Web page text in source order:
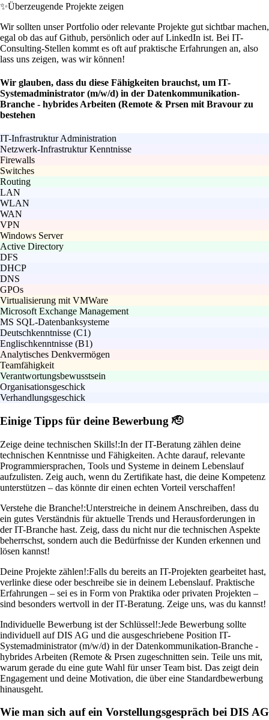
✨Überzeugende Projekte zeigen
Wir sollten unser Portfolio oder relevante Projekte gut sichtbar machen,
egal ob das auf Github, persönlich oder auf LinkedIn ist. Bei IT-
Consulting-Stellen kommt es oft auf praktische Erfahrungen an, also
lass uns zeigen, was wir können!
Wir glauben, dass du diese Fähigkeiten brauchst, um IT-
Systemadministrator (m/w/d) in der Datenkommunikation-
Branche - hybrides Arbeiten (Remote & Prsen mit Bravour zu
bestehen
IT-Infrastruktur Administration
Netzwerk-Infrastruktur Kenntnisse
Firewalls
Switches
Routing
LAN
WLAN
WAN
VPN
Windows Server
Active Directory
DFS
DHCP
DNS
GPOs
Virtualisierung mit VMWare
Microsoft Exchange Management
MS SQL-Datenbanksysteme
Deutschkenntnisse (C1)
Englischkenntnisse (B1)
Analytisches Denkvermögen
Teamfähigkeit
Verantwortungsbewusstsein
Organisationsgeschick
Verhandlungsgeschick
Einige Tipps für deine Bewerbung 🫡
Zeige deine technischen Skills!:In der IT-Beratung zählen deine
technischen Kenntnisse und Fähigkeiten. Achte darauf, relevante
Programmiersprachen, Tools und Systeme in deinem Lebenslauf
aufzulisten. Zeig auch, wenn du Zertifikate hast, die deine Kompetenz
unterstützen – das könnte dir einen echten Vorteil verschaffen!
Verstehe die Branche!:Unterstreiche in deinem Anschreiben, dass du
ein gutes Verständnis für aktuelle Trends und Herausforderungen in
der IT-Branche hast. Zeig, dass du nicht nur die technischen Aspekte
beherrschst, sondern auch die Bedürfnisse der Kunden erkennen und
lösen kannst!
Deine Projekte zählen!:Falls du bereits an IT-Projekten gearbeitet hast,
verlinke diese oder beschreibe sie in deinem Lebenslauf. Praktische
Erfahrungen – sei es in Form von Praktika oder privaten Projekten –
sind besonders wertvoll in der IT-Beratung. Zeige uns, was du kannst!
Individuelle Bewerbung ist der Schlüssel!:Jede Bewerbung sollte
individuell auf DIS AG und die ausgeschriebene Position IT-
Systemadministrator (m/w/d) in der Datenkommunikation-Branche -
hybrides Arbeiten (Remote & Prsen zugeschnitten sein. Teile uns mit,
warum gerade du eine gute Wahl für unser Team bist. Das zeigt dein
Engagement und deine Motivation, die über eine Standardbewerbung
hinausgeht.
Wie man sich auf ein Vorstellungsgespräch bei DIS AG